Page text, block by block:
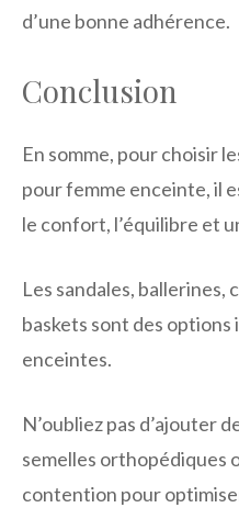
d’une bonne adhérence.
Conclusion
En somme, pour choisir
pour femme enceinte, il
le confort, l’équilibre et
Les sandales, ballerines,
baskets sont des options
enceintes.
N’oubliez pas d’ajouter
semelles orthopédiques
contention pour